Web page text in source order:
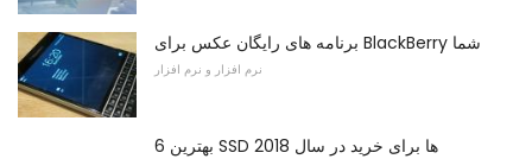
برنامه های رایگان عکس برای BlackBerry شما
نرم افزار و نرم افزار
6 بهترین SSD ها برای خرید در سال 2018